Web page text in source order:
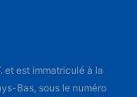
et est immatriculé à la
Bas, sous le numéro